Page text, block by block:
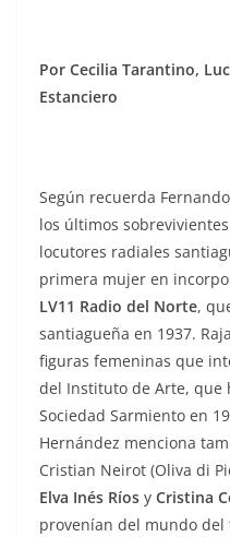
Por Cecilia Tarantino,
Estanciero
Según recuerda
los últimos
locutores radiales
primera mujer en
LV11 Radio del Norte,
santiagueña en 1937.
figuras femeninas que
del Instituto de Arte, que
Sociedad Sarmiento en
Hernández menciona
Cristian Neirot (Oliva di
Elva Inés Ríos y Cristina
provenían del mundo